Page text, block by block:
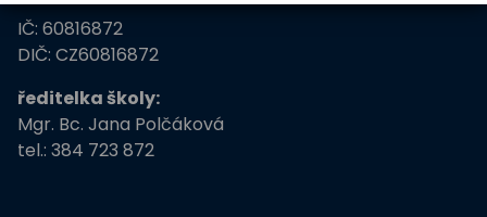
IČ: 60816872
DIČ: CZ60816872
ředitelka školy:
Mgr. Bc. Jana Polčáková
tel.: 384 723 872